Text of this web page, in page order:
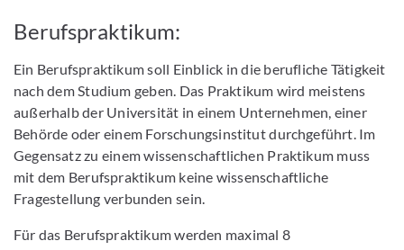
Berufspraktikum:
Ein Berufspraktikum soll Einblick in die berufliche Tätigkeit
nach dem Studium geben. Das Praktikum wird meistens
außerhalb der Universität in einem Unternehmen, einer
Behörde oder einem Forschungsinstitut durchgeführt. Im
Gegensatz zu einem wissenschaftlichen Praktikum muss
mit dem Berufspraktikum keine wissenschaftliche
Fragestellung verbunden sein.
Für das Berufspraktikum werden maximal 8